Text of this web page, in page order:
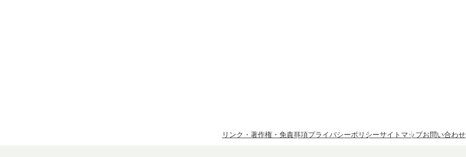
リンク・著作権・免責事項プライバシーポリシーサイトマップお問い合わせ